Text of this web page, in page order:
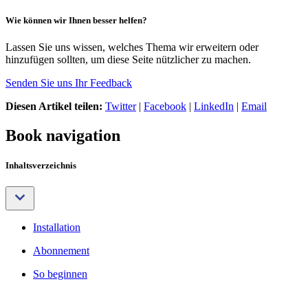
Wie können wir Ihnen besser helfen?
Lassen Sie uns wissen, welches Thema wir erweitern oder
hinzufügen sollten, um diese Seite nützlicher zu machen.
Senden Sie uns Ihr Feedback
Diesen Artikel teilen: Twitter| Facebook | LinkedIn | Email
Book navigation
Inhaltsverzeichnis
Installation
Abonnement
So beginnen